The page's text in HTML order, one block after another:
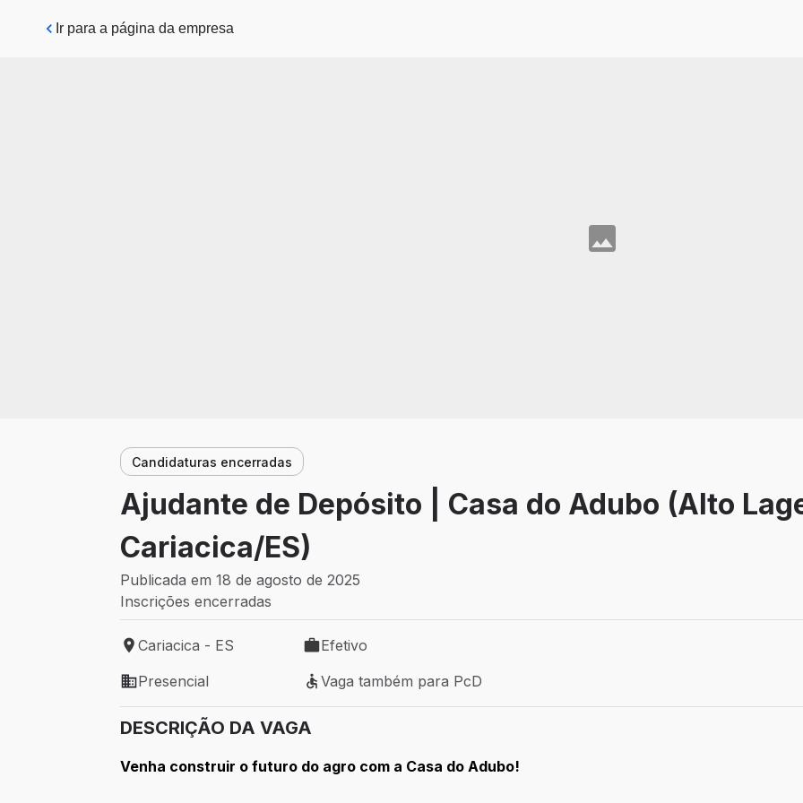
Pular para o conteúdo principal
Ir para a página da empresa
Candidaturas encerradas
Ajudante de Depósito | Casa do Adubo (Alto
Cariacica/ES)
Publicada em 18 de agosto de 2025
Inscrições encerradas
Local de trabalho: Cariacica - ES
Cariacica - ES
Tipo de vaga: Efetivo
Efetivo
Modelo de trabalho: Presencial
Presencial
Vaga também para PcD
Vaga também para PcD
DESCRIÇÃO DA VAGA
Venha construir o futuro do agro com a Casa do Adubo!